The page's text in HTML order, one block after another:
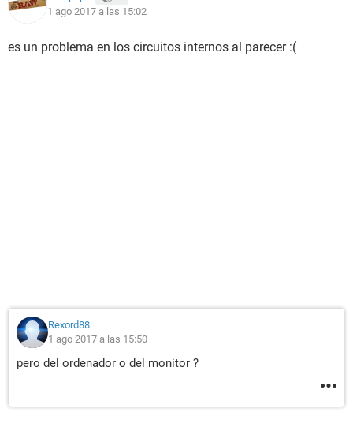
1 ago 2017 a las 15:02
es un problema en los circuitos internos al parecer :(
Rexord88
1 ago 2017 a las 15:50
pero del ordenador o del monitor ?